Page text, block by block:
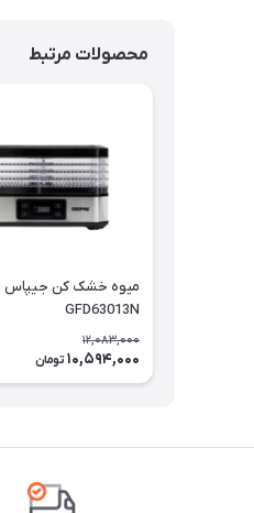
محصولات مرتبط
میوه خشک کن جیپاس
GFD63013N
12,083,000
10,594,000 تومان